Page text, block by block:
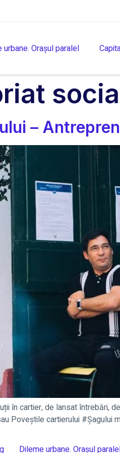
urbane. Orașul paralel
–
în cartier, de lansat întrebări,
Poveștile cartierului
Dileme urbane. Orașul